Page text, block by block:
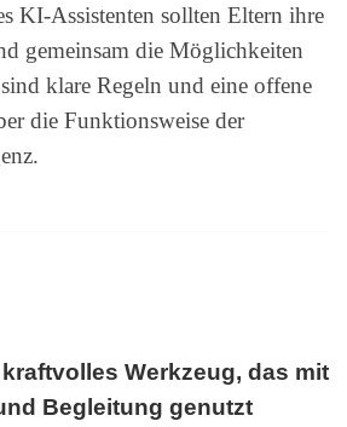
KI-Assistenten sollten Eltern ihre
gemeinsam die Möglichkeiten
klare Regeln und eine offene
die Funktionsweise der
Werkzeug, das mit
Begleitung genutzt